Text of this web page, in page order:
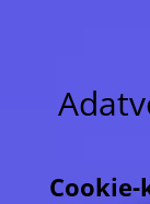
Cookie-